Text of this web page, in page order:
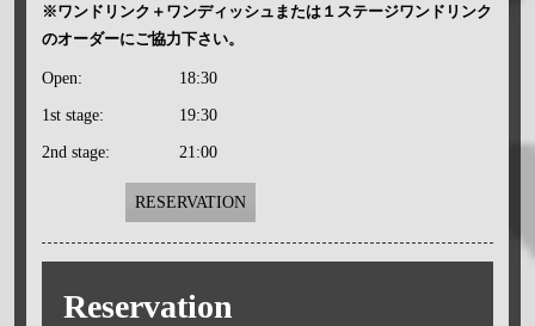
※ワンドリンク＋ワンディッシュまたは１ステージワンドリンク
のオーダーにご協力下さい。
Open: 18:30
1st stage: 19:30
2nd stage: 21:00
RESERVATION
Reservation